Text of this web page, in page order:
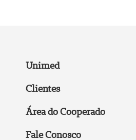
Unimed
Clientes
Área do Cooperado
Fale Conosco